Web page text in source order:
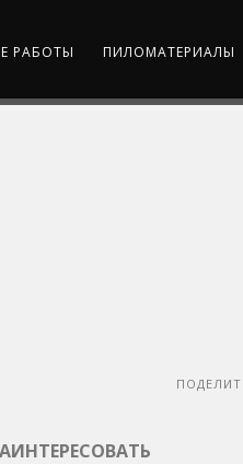
РАБОТЫ ПИЛОМАТЕРИАЛЫ